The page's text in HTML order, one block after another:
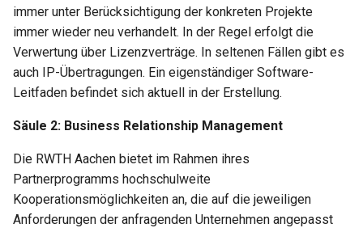
immer unter Berücksichtigung der konkreten Projekte
immer wieder neu verhandelt. In der Regel erfolgt die
Verwertung über Lizenzverträge. In seltenen Fällen gibt es
auch IP-Übertragungen. Ein eigenständiger Software-
Leitfaden befindet sich aktuell in der Erstellung.
Säule 2: Business Relationship Management
Die RWTH Aachen bietet im Rahmen ihres
Partnerprogramms hochschulweite
Kooperationsmöglichkeiten an, die auf die jeweiligen
Anforderungen der anfragenden Unternehmen angepasst